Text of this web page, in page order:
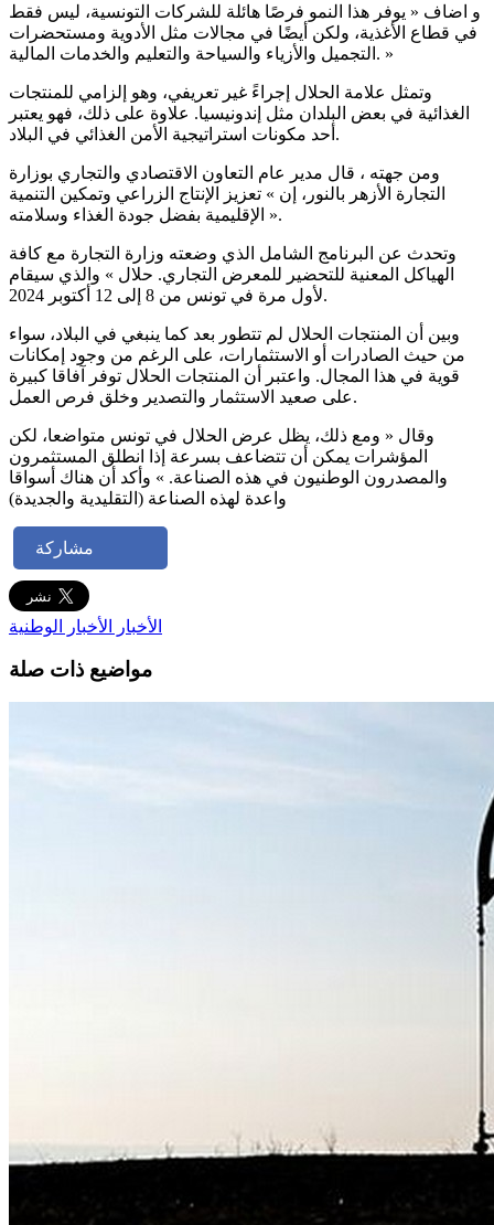
و اضاف « يوفر هذا النمو فرصًا هائلة للشركات التونسية، ليس فقط
في قطاع الأغذية، ولكن أيضًا في مجالات مثل الأدوية ومستحضرات
التجميل والأزياء والسياحة والتعليم والخدمات المالية. »
وتمثل علامة الحلال إجراءً غير تعريفي، وهو إلزامي للمنتجات
الغذائية في بعض البلدان مثل إندونيسيا. علاوة على ذلك، فهو يعتبر
أحد مكونات استراتيجية الأمن الغذائي في البلاد.
ومن جهته ، قال مدير عام التعاون الاقتصادي والتجاري بوزارة
التجارة الأزهر بالنور، إن » تعزيز الإنتاج الزراعي وتمكين التنمية
الإقليمية بفضل جودة الغذاء وسلامته ».
وتحدث عن البرنامج الشامل الذي وضعته وزارة التجارة مع كافة
الهياكل المعنية للتحضير للمعرض التجاري. حلال » والذي سيقام
لأول مرة في تونس من 8 إلى 12 أكتوبر 2024.
وبين أن المنتجات الحلال لم تتطور بعد كما ينبغي في البلاد، سواء
من حيث الصادرات أو الاستثمارات، على الرغم من وجود إمكانات
قوية في هذا المجال. واعتبر أن المنتجات الحلال توفر آفاقا كبيرة
على صعيد الاستثمار والتصدير وخلق فرص العمل.
وقال « ومع ذلك، يظل عرض الحلال في تونس متواضعا، لكن
المؤشرات يمكن أن تتضاعف بسرعة إذا انطلق المستثمرون
والمصدرون الوطنيون في هذه الصناعة. » وأكد أن هناك أسواقا
واعدة لهذه الصناعة (التقليدية والجديدة)
مشاركة
الأخبار الأخبار الوطنية
مواضيع ذات صلة